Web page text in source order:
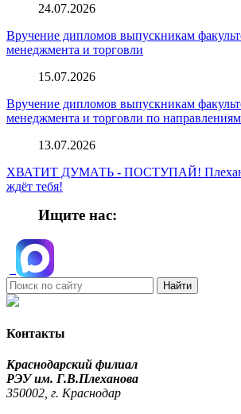
24.07.2026
Вручение дипломов выпускникам
менеджмента и торговли
15.07.2026
Вручение дипломов выпускникам
менеджмента и торговли по
13.07.2026
ХВАТИТ ДУМАТЬ - ПОСТУПАЙ!
ждёт тебя!
Ищите нас:
Найти
Контакты
Краснодарский филиал
РЭУ им. Г.В.Плеханова
350002, г. Краснодар